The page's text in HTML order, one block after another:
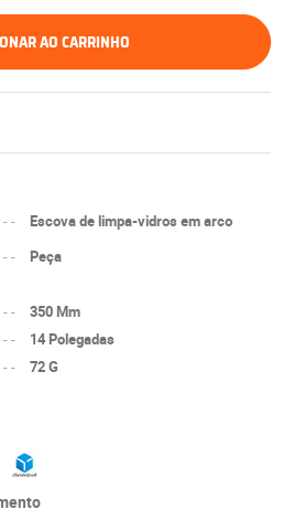
AO CARRINHO
Escova de limpa-vidros em arco
Peça
350 Mm
14 Polegadas
72 G